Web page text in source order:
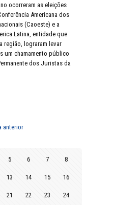
ocorreram as eleições
Americana dos
(Caoeste) e a
Latina, entidade que
região, lograram levar
um chamamento público
dos Juristas da
anterior
5 6 7 8
13 14 15 16
21 22 23 24